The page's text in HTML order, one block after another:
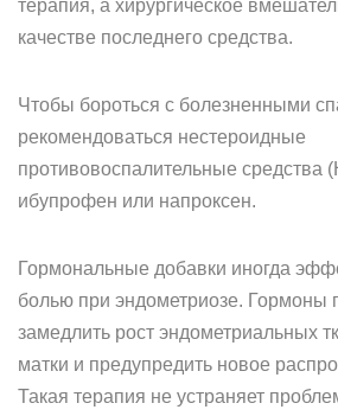
терапия, а хирургическое
качестве последнего средства.
Чтобы бороться с болезненными
рекомендоваться нестероидные
противовоспалительные средства
ибупрофен или напроксен.
Гормональные добавки иногда
болью при эндометриозе. Гормоны
замедлить рост эндометриальных
матки и предупредить новое
Такая терапия не устраняет